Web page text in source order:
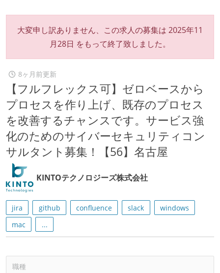
大変申し訳ありません、この求人の募集は 2025年11
月28日 をもって終了致しました。
8ヶ月前更新
【フルフレックス可】ゼロベースから
プロセスを作り上げ、既存のプロセス
を改善するチャンスです。サービス強
化のためのサイバーセキュリティコン
サルタント募集！【56】名古屋
KINTOテクノロジーズ株式会社
jira github confluence slack
windows
mac
...
職種